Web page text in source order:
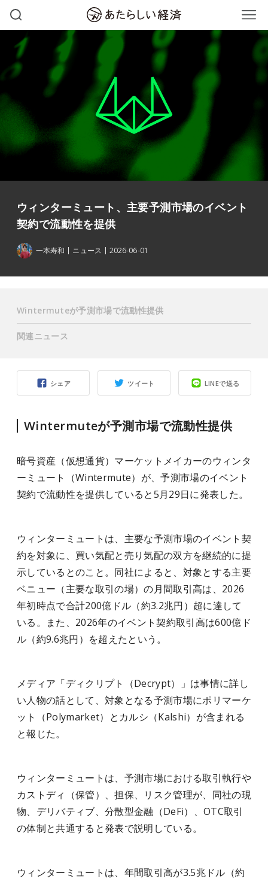
ウィンターミュート、主要予測市場のイベント
契約で流動性を提供
一本寿和 ニュース 2026-06-01
シェア ツイート LINEで送る
Wintermuteが予測市場で流動性提供
暗号資産（仮想通貨）マーケットメイカーのウィンタ
ーミュート（Wintermute）が、予測市場のイベント
契約で流動性を提供していると5月29日に発表した。
ウィンターミュートは、主要な予測市場のイベント契
約を対象に、買い気配と売り気配の双方を継続的に提
示しているとのこと。同社によると、対象とする主要
ベニュー（主要な取引の場）の月間取引高は、2026
年初時点で合計200億ドル（約3.2兆円）超に達して
いる。また、2026年のイベント契約取引高は600億ド
ル（約9.6兆円）を超えたという。
メディア「ディクリプト（Decrypt）」は事情に詳し
い人物の話として、対象となる予測市場にポリマーケ
ット（Polymarket）とカルシ（Kalshi）が含まれる
と報じた。
ウィンターミュートは、予測市場における取引執行や
カストディ（保管）、担保、リスク管理が、同社の現
物、デリバティブ、分散型金融（DeFi）、OTC取引
の体制と共通すると発表で説明している。
ウィンターミュートは、年間取引高が3.5兆ドル（約
Wintermuteが予測市場で流動性提供
関連ニュース